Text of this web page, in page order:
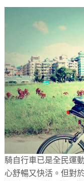
騎自行車已是全民運
心舒暢又快活。但對